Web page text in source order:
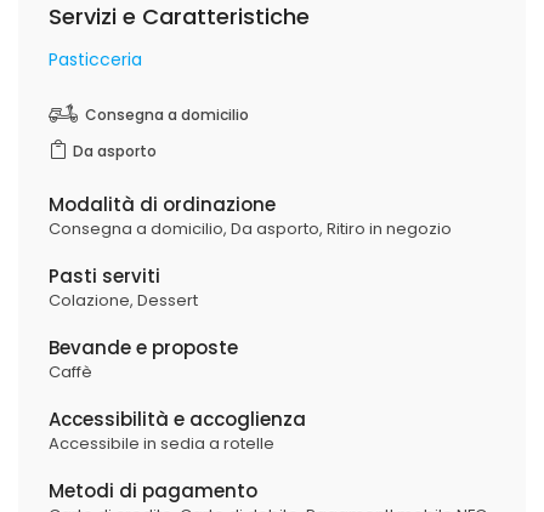
Servizi e Caratteristiche
Pasticceria
Consegna a domicilio
Da asporto
Modalità di ordinazione
Consegna a domicilio, Da asporto, Ritiro in negozio
Pasti serviti
Colazione, Dessert
Bevande e proposte
Caffè
Accessibilità e accoglienza
Accessibile in sedia a rotelle
Metodi di pagamento